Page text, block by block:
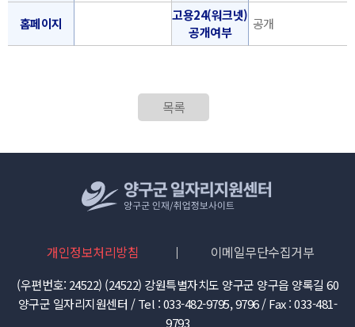
홈페이지
고용24(워크넷)
공개여부
공개
목록
개인정보처리방침 이메일무단수집거부
(우편번호: 24522) (24522) 강원특별자치도 양구군 양구읍 양록길 60
양구군 일자리지원센터 / Tel : 033-482-9795, 9796 / Fax : 033-481-
9793